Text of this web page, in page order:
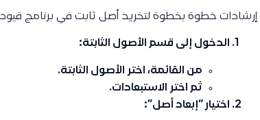
إرشادات خطوة بخطوة لتخريد أصل ثابت في برنامج
الدخول إلى قسم الأصول الثابتة:
من القائمة، اختر الأصول الثابتة.
ثم اختر
الاستبعادات.
اختيار “إبعاد أصل”: